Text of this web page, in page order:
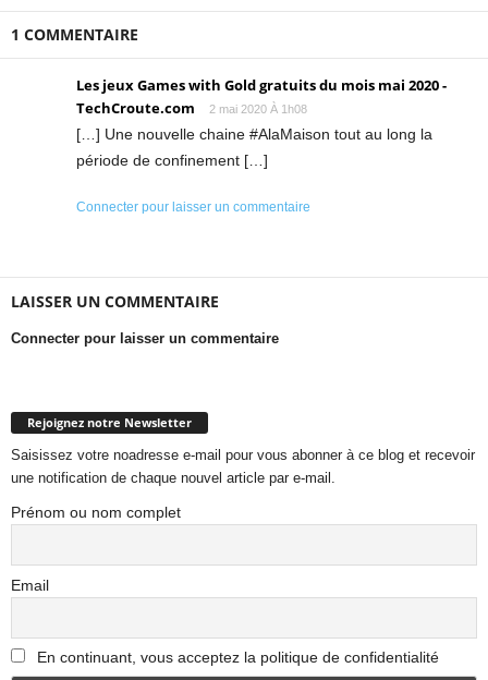
1 COMMENTAIRE
Les jeux Games with Gold gratuits du mois mai 2020 -
TechCroute.com
2 mai 2020 À 1h08
[…] Une nouvelle chaine #AlaMaison tout au long la
période de confinement […]
Connecter pour laisser un commentaire
LAISSER UN COMMENTAIRE
Connecter pour laisser un commentaire
Rejoignez notre Newsletter
Saisissez votre noadresse e-mail pour vous abonner à ce blog et recevoir
une notification de chaque nouvel article par e-mail.
Prénom ou nom complet
Email
En continuant, vous acceptez la politique de confidentialité